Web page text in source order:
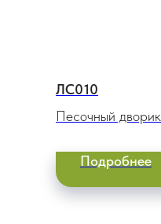
ЛС010
Песочный дворик
Подробнее